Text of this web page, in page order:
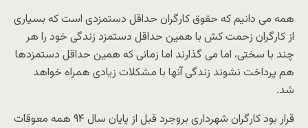
همه می دانیم که حقوق کارگران حداقل دستمزدی است که بسیاری
از کارگران زحمت کش با همین حداقل دستمزد زندگی خود را هر
چند با سختی، اما می گذارند اما زمانی که همین حداقل دستمزدها
هم پرداخت نشوند زندگی آنها با مشکلات زیادی همراه خواهد
شد.
قرار بود کارگران شهرداری بروجرد قبل از پایان سال ۹۴ همه معوقات